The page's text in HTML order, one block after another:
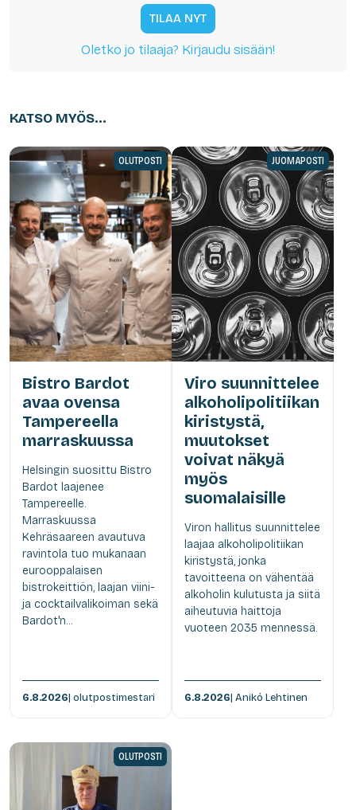
TILAA NYT
Oletko jo tilaaja? Kirjaudu sisään!
KATSO MYÖS...
OLUTPOSTI
Bistro Bardot
avaa ovensa
Tampereella
marraskuussa
Helsingin suosittu Bistro
Bardot laajenee
Tampereelle.
Marraskuussa
Kehräsaareen avautuva
ravintola tuo mukanaan
eurooppalaisen
bistrokeittiön, laajan viini-
ja cocktailvalikoiman sekä
Bardot'n...
6.8.2026| olutpostimestari
JUOMAPOSTI
Viro suunnittelee
alkoholipolitiikan
kiristystä,
muutokset
voivat näkyä
myös
suomalaisille
Viron hallitus suunnittelee
laajaa alkoholipolitiikan
kiristystä, jonka
tavoitteena on vähentää
alkoholin kulutusta ja siitä
aiheutuvia haittoja
vuoteen 2035 mennessä.
6.8.2026| Anikó Lehtinen
OLUTPOSTI